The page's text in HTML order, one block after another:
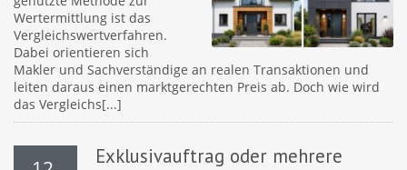
Wertermittlung ist das
Vergleichswertverfahren.
Dabei orientieren sich
Makler und Sachverständige an realen Transaktionen und
leiten daraus einen marktgerechten Preis ab. Doch wie wird
das Vergleichs[...]
Exklusivauftrag oder mehrere